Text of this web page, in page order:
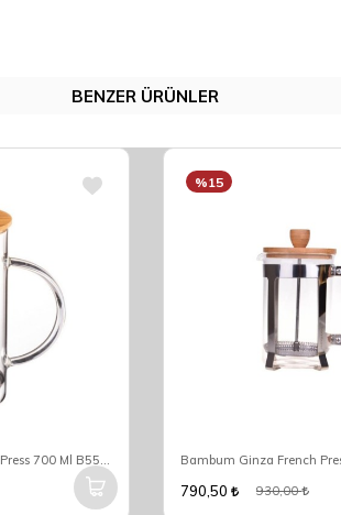
BENZER ÜRÜNLER
Bambum Leonardo French Press 700 Ml B5570 Bambum Ginza French
%15
790,50 930,00